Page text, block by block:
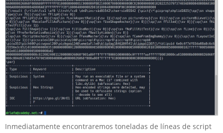
Inmediatamente encontraremos toneladas de líneas de script